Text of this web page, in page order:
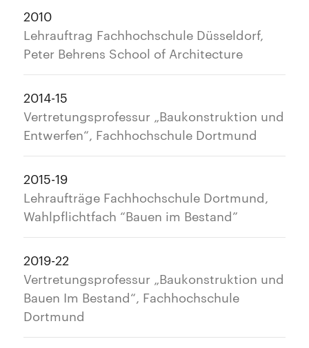
2010
Lehrauftrag Fachhochschule Düsseldorf,
Peter Behrens School of Architecture
2014-15
Vertretungsprofessur „Baukonstruktion und
Entwerfen“, Fachhochschule Dortmund
2015-19
Lehraufträge Fachhochschule Dortmund,
Wahlpflichtfach “Bauen im Bestand”
2019-22
Vertretungsprofessur „Baukonstruktion und
Bauen Im Bestand“, Fachhochschule
Dortmund